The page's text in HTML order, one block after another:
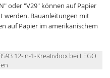
oder "V29" können auf Papier
werden. Bauanleitungen mit
auf Papier im amerikanischem
12-in-1-Kreativbox bei LEGO